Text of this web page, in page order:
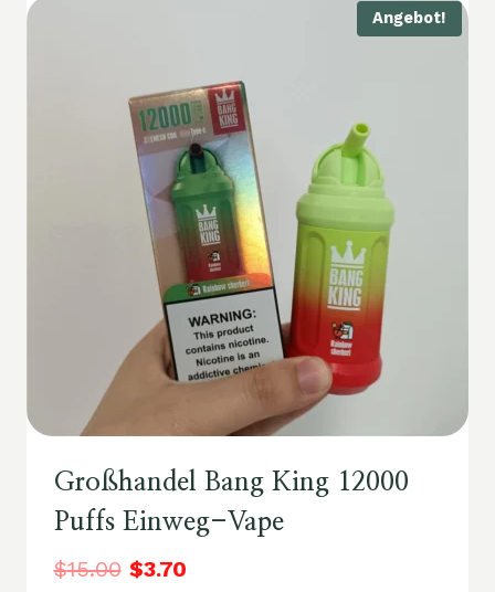
Angebot!
Großhandel Bang King 12000
Puffs Einweg-Vape
$15.00 $3.70